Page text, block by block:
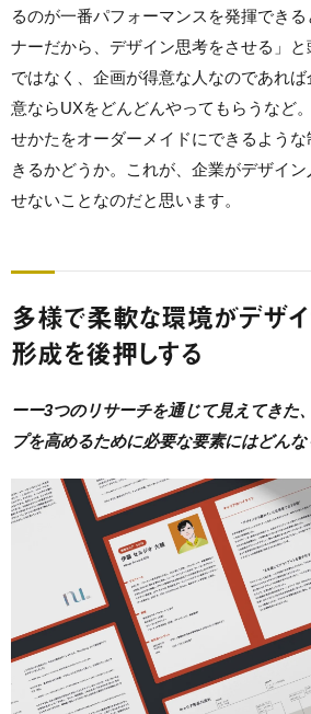
るのが一番パフォーマンスを発揮でき
ナーだから、デザイン思考をさせる」
ではなく、企画が得意な人なのであれ
意ならUXをどんどんやってもらうなど
せかたをオーダーメイドにできるよう
きるかどうか。これが、企業がデザイ
せないことなのだと思います。
多様で柔軟な環境がデザ
形成を後押しする
ーー3つのリサーチを通じて見えてきた
プを高めるために必要な要素にはどん